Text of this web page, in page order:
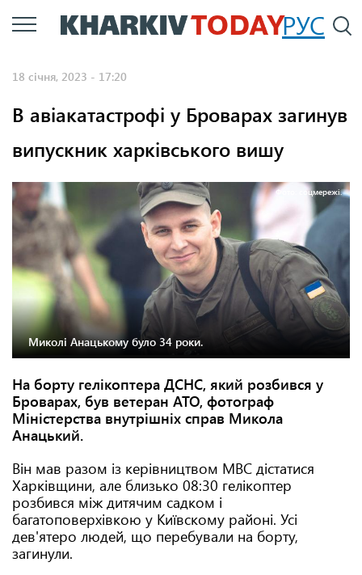
Перейти
до
РУС
18 січня, 2023 - 17:20
В авіакатастрофі у Броварах загинув
випускник харківського вишу
Фото: соцмережі.
Миколі Анацькому було 34 роки.
На борту гелікоптера ДСНС, який розбився у
Броварах, був ветеран АТО, фотограф
Міністерства внутрішніх справ Микола
Анацький.
Він мав разом із керівництвом МВС дістатися
Харківщини, але близько 08:30 гелікоптер
розбився між дитячим садком і
багатоповерхівкою у Київскому районі. Усі
дев'ятеро людей, що перебували на борту,
загинули.